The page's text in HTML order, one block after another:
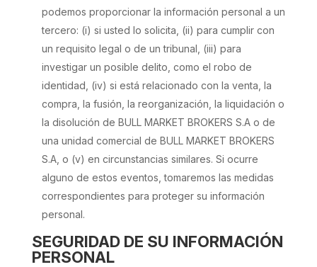
podemos proporcionar la información personal a un
tercero: (i) si usted lo solicita, (ii) para cumplir con
un requisito legal o de un tribunal, (iii) para
investigar un posible delito, como el robo de
identidad, (iv) si está relacionado con la venta, la
compra, la fusión, la reorganización, la liquidación o
la disolución de BULL MARKET BROKERS S.A o de
una unidad comercial de BULL MARKET BROKERS
S.A, o (v) en circunstancias similares. Si ocurre
alguno de estos eventos, tomaremos las medidas
correspondientes para proteger su información
personal.
SEGURIDAD DE SU INFORMACIÓN
PERSONAL